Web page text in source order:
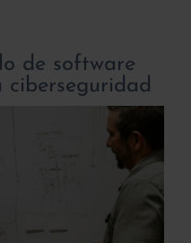
de software
ciberseguridad